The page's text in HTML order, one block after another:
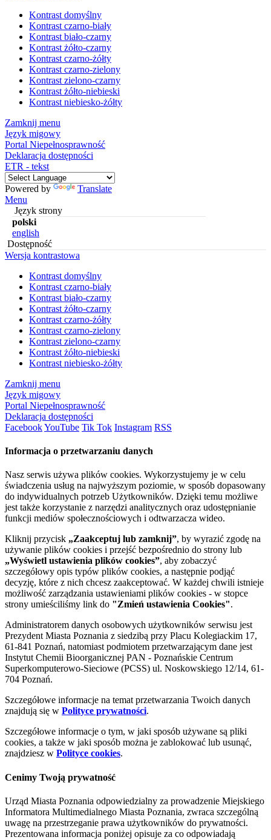
Kontrast domyślny
Kontrast czarno-biały
Kontrast biało-czarny
Kontrast żółto-czarny
Kontrast czarno-żółty
Kontrast czarno-zielony
Kontrast zielono-czarny
Kontrast żółto-niebieski
Kontrast niebiesko-żółty
Zamknij menu
Język migowy
Portal Niepełnosprawność
Deklaracja dostępności
ETR - tekst
Powered by
Translate
Menu
Język strony
polski
english
Dostępność
Wersja kontrastowa
Kontrast domyślny
Kontrast czarno-biały
Kontrast biało-czarny
Kontrast żółto-czarny
Kontrast czarno-żółty
Kontrast czarno-zielony
Kontrast zielono-czarny
Kontrast żółto-niebieski
Kontrast niebiesko-żółty
Zamknij menu
Język migowy
Portal Niepełnosprawność
Deklaracja dostępności
FacebookYouTube Tik Tok Instagram RSS
Informacja o przetwarzaniu danych
Nasz serwis używa plików cookies. Wykorzystujemy je w celu
świadczenia usług na najwyższym poziomie, w sposób dopasowany
do indywidualnych potrzeb Użytkowników. Dzięki temu możliwe
jest także korzystanie z narzędzi analitycznych oraz udostępnianie
funkcji mediów społecznościowych i odtwarzacza wideo.
Kliknij przycisk „Zaakceptuj lub zamknij”, by wyrazić zgodę na
używanie plików cookies i przejść bezpośrednio do strony lub
„Wyświetl ustawienia plików cookies”, aby zobaczyć
szczegółowy opis typów plików cookies, a następnie podjąć
decyzję, które z nich chcesz zaakceptować. W każdej chwili istnieje
możliwość zarządzania ustawieniami plików cookies - w stopce
strony umieściliśmy link do "Zmień ustawienia Cookies".
Administratorem danych osobowych użytkowników serwisu jest
Prezydent Miasta Poznania z siedzibą przy Placu Kolegiackim 17,
61-841 Poznań, natomiast podmiotem przetwarzającym dane jest
Instytut Chemii Bioorganicznej PAN - Poznańskie Centrum
Superkomputerowo-Sieciowe (PCSS) ul. Noskowskiego 12/14, 61-
704 Poznań.
Szczegółowe informacje na temat przetwarzania Twoich danych
znajdują się w Polityce prywatności.
Szczegółowe informacje o tym, w jaki sposób używane są pliki
cookies, a także w jaki sposób można je zablokować lub usunąć,
znajdziesz w Polityce cookies.
Cenimy Twoją prywatność
Urząd Miasta Poznania odpowiedzialny za prowadzenie Miejskiego
Informatora Multimedialnego Miasta Poznania, zwraca szczególną
uwagę na przestrzeganie prawa użytkowników do prywatności.
Prezentowana informacja poniżej opisuje za co odpowiadają